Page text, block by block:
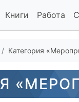
Книги Работа
Категория